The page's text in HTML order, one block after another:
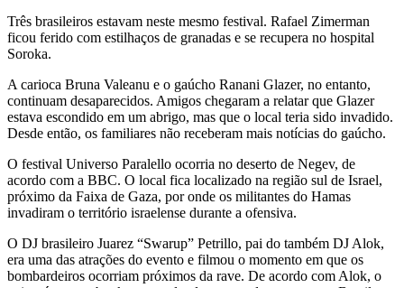
Três brasileiros estavam neste mesmo festival. Rafael Zimerman
ficou ferido com estilhaços de granadas e se recupera no hospital
Soroka.
A carioca Bruna Valeanu e o gaúcho Ranani Glazer, no entanto,
continuam desaparecidos. Amigos chegaram a relatar que Glazer
estava escondido em um abrigo, mas que o local teria sido invadido.
Desde então, os familiares não receberam mais notícias do gaúcho.
O festival Universo Paralello ocorria no deserto de Negev, de
acordo com a BBC. O local fica localizado na região sul de Israel,
próximo da Faixa de Gaza, por onde os militantes do Hamas
invadiram o território israelense durante a ofensiva.
O DJ brasileiro Juarez “Swarup” Petrillo, pai do também DJ Alok,
era uma das atrações do evento e filmou o momento em que os
bombardeiros ocorriam próximos da rave. De acordo com Alok, o